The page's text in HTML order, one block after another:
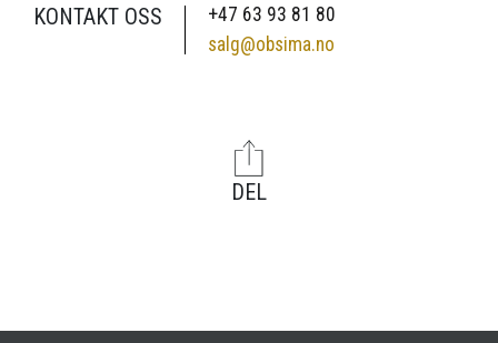
KONTAKT OSS
+47 63 93 81 80
salg@obsima.no
DEL